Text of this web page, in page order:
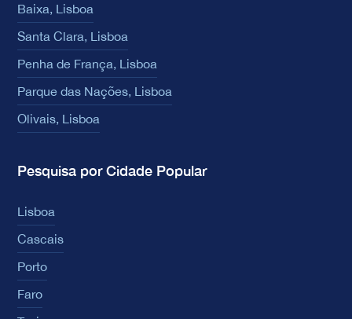
Baixa, Lisboa
Santa Clara, Lisboa
Penha de França, Lisboa
Parque das Nações, Lisboa
Olivais, Lisboa
Pesquisa por Cidade Popular
Lisboa
Cascais
Porto
Faro